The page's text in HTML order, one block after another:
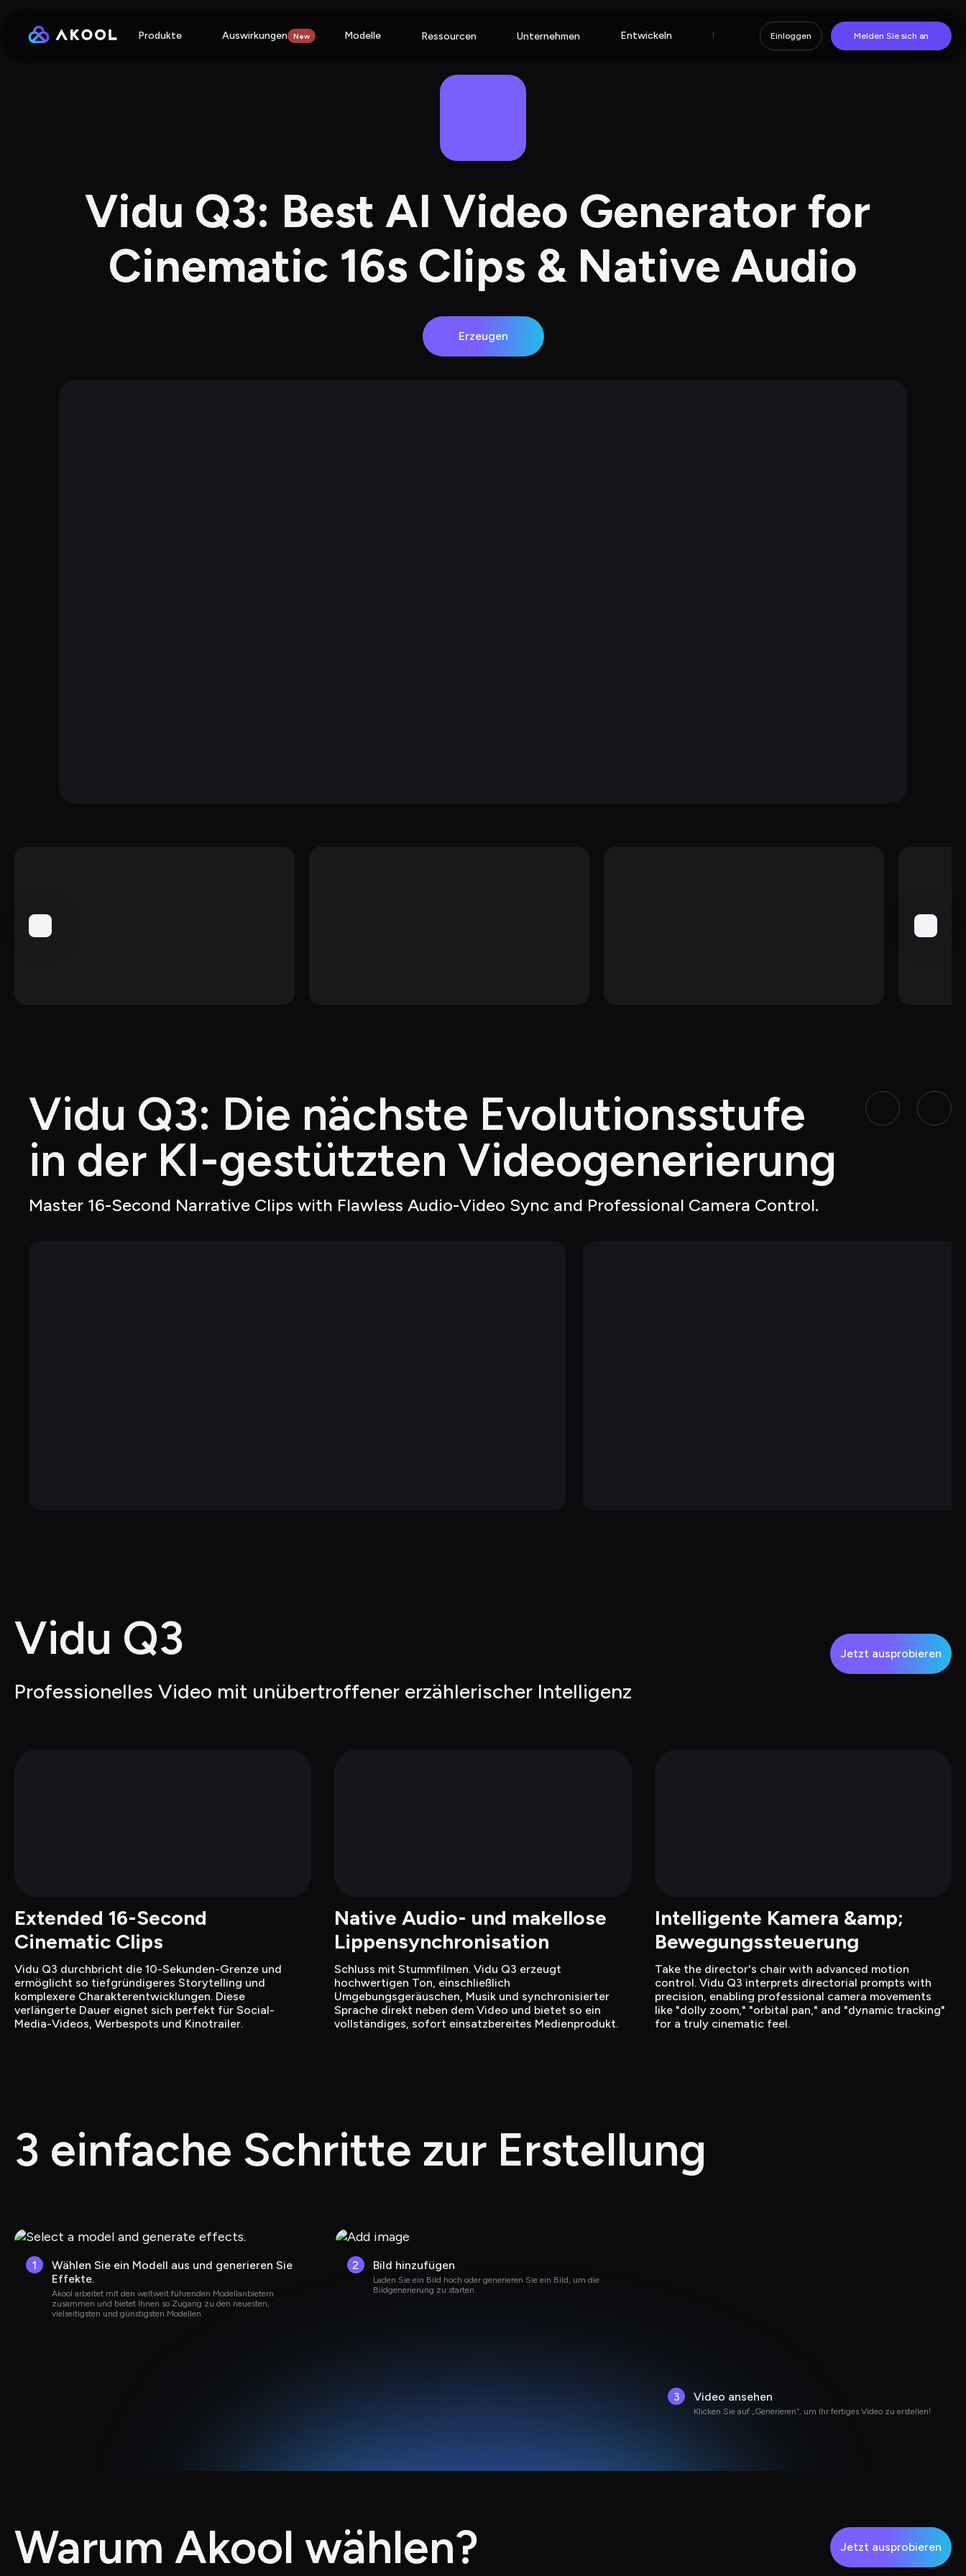
Produkte Auswirkungen New Modelle Ressourcen Unternehmen Entwickeln PreisgestaltungEinloggen Melden Sie sich an
Vidu Q3: Best AI Video Generator for
Cinematic 16s Clips & Native Audio
Erzeugen
Vidu Q3: Die nächste Evolutionsstufe
in der KI-gestützten Videogenerierung
Master 16-Second Narrative Clips with Flawless Audio-Video Sync and Professional Camera Control.
Vidu Q3
Professionelles Video mit unübertroffener erzählerischer Intelligenz
Jetzt ausprobieren
Extended 16-Second
Cinematic Clips
Vidu Q3 durchbricht die 10-Sekunden-Grenze und
ermöglicht so tiefgründigeres Storytelling und
komplexere Charakterentwicklungen. Diese
verlängerte Dauer eignet sich perfekt für Social-
Media-Videos, Werbespots und Kinotrailer.
Native Audio- und makellose
Lippensynchronisation
Schluss mit Stummfilmen. Vidu Q3 erzeugt
hochwertigen Ton, einschließlich
Umgebungsgeräuschen, Musik und synchronisierter
Sprache direkt neben dem Video und bietet so ein
vollständiges, sofort einsatzbereites Medienprodukt.
Intelligente Kamera &amp;
Bewegungssteuerung
Take the director's chair with advanced motion
control. Vidu Q3 interprets directorial prompts with
precision, enabling professional camera movements
like "dolly zoom," "orbital pan," and "dynamic tracking"
for a truly cinematic feel.
3 einfache Schritte zur Erstellung
1
Wählen Sie ein Modell aus und generieren Sie
Effekte.
Akool arbeitet mit den weltweit führenden Modellanbietern
zusammen und bietet Ihnen so Zugang zu den neuesten,
vielseitigsten und günstigsten Modellen.
2 Bild hinzufügen
Laden Sie ein Bild hoch oder generieren Sie ein Bild, um die
Bildgenerierung zu starten.
3 Video ansehen
Klicken Sie auf „Generieren“, um Ihr fertiges Video zu erstellen!
Warum Akool wählen? Jetzt ausprobieren